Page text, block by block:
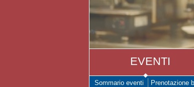
EVENTI
Sommario eventi Prenotazione